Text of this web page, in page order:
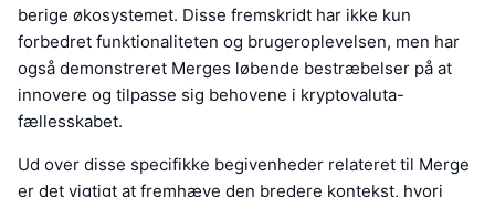
berige økosystemet. Disse fremskridt har ikke kun
forbedret funktionaliteten og brugeroplevelsen, men har
også demonstreret Merges løbende bestræbelser på at
innovere og tilpasse sig behovene i kryptovaluta-
fællesskabet.
Ud over disse specifikke begivenheder relateret til Merge
er det vigtigt at fremhæve den bredere kontekst, hvori